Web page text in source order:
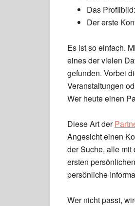
Das
Der erste
Es ist so einfach.
eines der vielen
gefunden. Vorbei
Veranstaltungen
Wer heute einen
Diese Art der
Angesicht einen
der Suche, alle
ersten
persönliche
Wer nicht passt,